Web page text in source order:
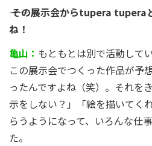
―― その展示会からtupera tupera
ね！
亀山： もともとは別で活動して
この展示会でつくった作品が予
ったんですよね（笑）。それを
示をしない？」「絵を描いてく
らうようになって、いろんな仕
た。